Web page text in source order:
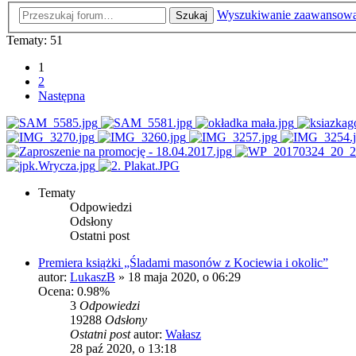
Szukaj
Wyszukiwanie
Tematy: 51
1
2
Następna
Tematy
Odpowiedzi
Odsłony
Ostatni post
Premiera książki „Śladami masonów z Kociewia i okolic”
autor: LukaszB » 18 maja 2020, o 06:29
Ocena: 0.98%
3 Odpowiedzi
19288 Odsłony
Ostatni postautor: Wałasz
28 paź 2020, o 13:18